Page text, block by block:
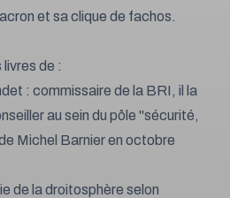
et sa clique de fachos.
de :
: commissaire de la BRI, il la
au sein du pôle "sécurité,
Michel Barnier en octobre
de la droitosphère selon